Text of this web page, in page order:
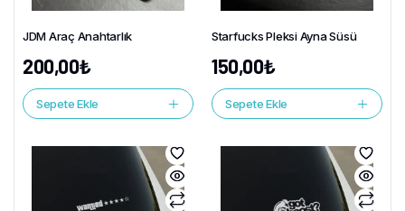
JDM Araç Anahtarlık
200,00₺
Sepete Ekle
Starfucks Pleksi Ayna Süsü
150,00₺
Sepete Ekle